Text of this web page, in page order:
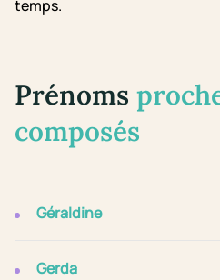
temps.
Prénoms
composés
Géraldine
Gerda